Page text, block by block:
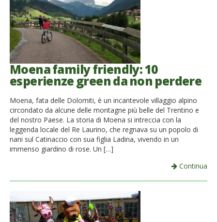
Moena family friendly: 10
esperienze green da non perdere
Moena, fata delle Dolomiti, è un incantevole villaggio alpino
circondato da alcune delle montagne più belle del Trentino e
del nostro Paese. La storia di Moena si intreccia con la
leggenda locale del Re Laurino, che regnava su un popolo di
nani sul Catinaccio con sua figlia Ladina, vivendo in un
immenso giardino di rose. Un […]
Continua